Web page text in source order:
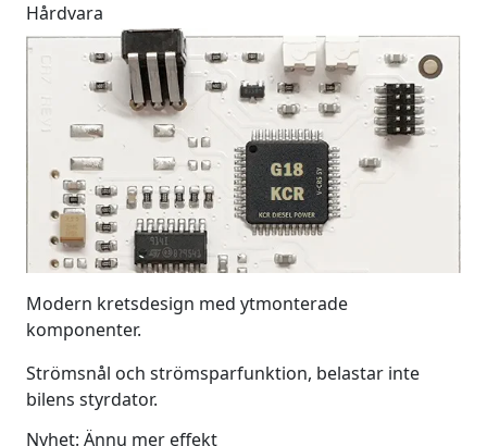
Hårdvara
Modern kretsdesign med ytmonterade
komponenter.
Strömsnål och strömsparfunktion, belastar inte
bilens styrdator.
Nyhet: Ännu mer effekt